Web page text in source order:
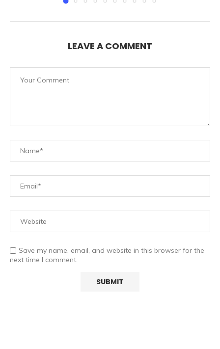
LEAVE A COMMENT
Save my name, email, and website in this browser for the
next time I comment.